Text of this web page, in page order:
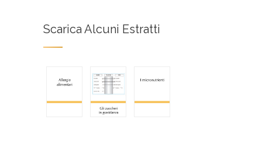
Scarica Alcuni Estratti